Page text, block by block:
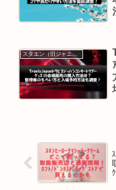
スタエン（旧ジャニーズ）